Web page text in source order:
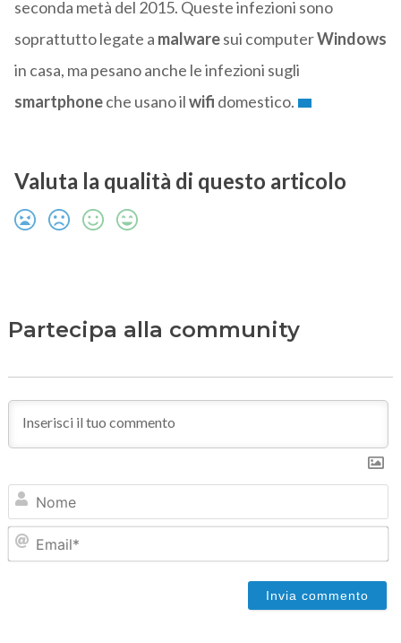
seconda metà del 2015. Queste infezioni sono
soprattutto legate a malwaresui computerWindows
in casa, ma pesano anche le infezioni sugli
smartphoneche usano ilwifi domestico.
Valuta la qualità di questo articolo
Partecipa alla community